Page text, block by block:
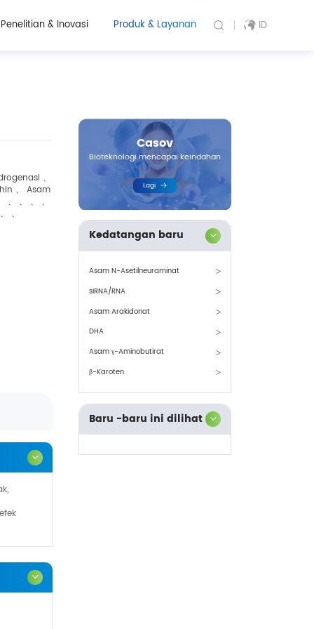
Penelitian & Inovasi Produk & Layanan ID
、
、 Asam
、 、 、
、
Casov
Bioteknologi mencapai keindahan
Lagi
Kedatangan baru
Asam N-Asetilneuraminat
siRNA/RNA
Asam Arakidonat
DHA
Asam γ-Aminobutirat
β-Karoten
Baru -baru ini dilihat